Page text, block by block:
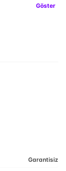
Göster
Garantisiz